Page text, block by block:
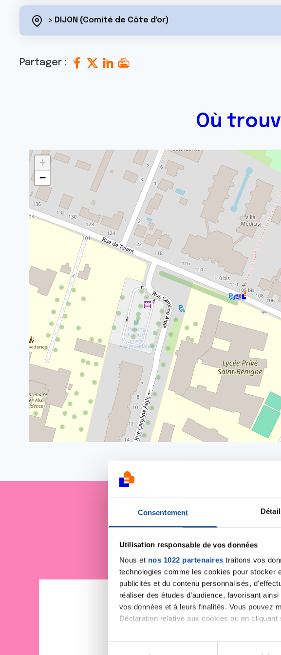
Consentement
Utilisation responsable de vos données
Nous et nos 1022 partenaires traitons vos
technologies comme les cookies pour stocker
publicités et du contenu personnalisés,
réaliser des études d’audience, favorisant
vos données et à leurs finalités. Vous pouvez
Déclaration relative aux cookies ou en
Si vous le permettez, nous aimerions
> DIJON (Comité de Côte d'or)
Partager :
Où
+
−
Je soutiens